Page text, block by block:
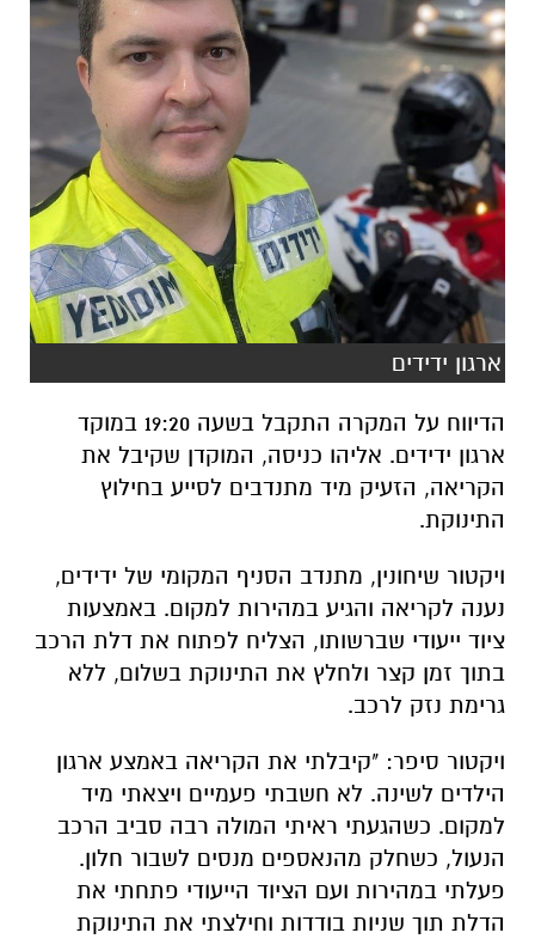
ארגון ידידים
הדיווח על המקרה התקבל בשעה 19:20 במוקד
ארגון ידידים. אליהו כניסה, המוקדן שקיבל את
הקריאה, הזעיק מיד מתנדבים לסייע בחילוץ
התינוקת.
ויקטור שיחונין, מתנדב הסניף המקומי של ידידים,
נענה לקריאה והגיע במהירות למקום. באמצעות
ציוד ייעודי שברשותו, הצליח לפתוח את דלת הרכב
בתוך זמן קצר ולחלץ את התינוקת בשלום, ללא
גרימת נזק לרכב.
ויקטור סיפר: "קיבלתי את הקריאה באמצע ארגון
הילדים לשינה. לא חשבתי פעמיים ויצאתי מיד
למקום. כשהגעתי ראיתי המולה רבה סביב הרכב
הנעול, כשחלק מהנאספים מנסים לשבור חלון.
פעלתי במהירות ועם הציוד הייעודי פתחתי את
הדלת תוך שניות בודדות וחילצתי את התינוקת